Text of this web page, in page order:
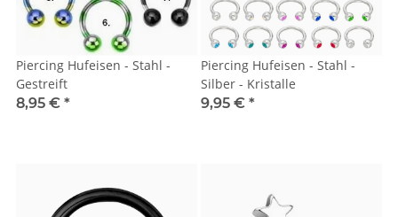
Piercing Hufeisen - Stahl -
Gestreift
8,95 € *
Piercing Hufeisen - Stahl -
Silber - Kristalle
9,95 € *